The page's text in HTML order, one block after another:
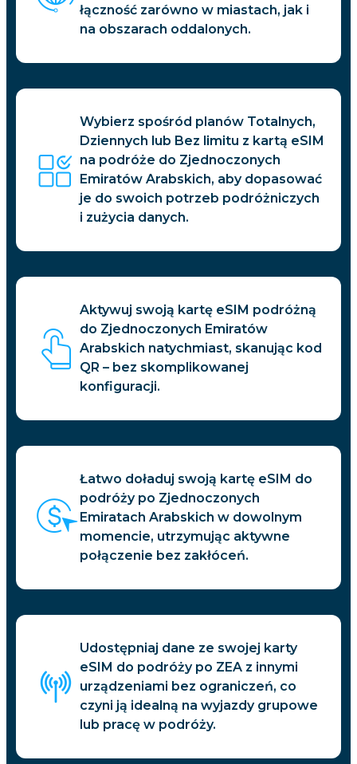
łączność zarówno w miastach, jak i
na obszarach oddalonych.
Wybierz spośród planów Totalnych,
Dziennych lub Bez limitu z kartą eSIM
na podróże do Zjednoczonych
Emiratów Arabskich, aby dopasować
je do swoich potrzeb podróżniczych
i zużycia danych.
Aktywuj swoją kartę eSIM podróżną
do Zjednoczonych Emiratów
Arabskich natychmiast, skanując kod
QR – bez skomplikowanej
konfiguracji.
Łatwo doładuj swoją kartę eSIM do
podróży po Zjednoczonych
Emiratach Arabskich w dowolnym
momencie, utrzymując aktywne
połączenie bez zakłóceń.
Udostępniaj dane ze swojej karty
eSIM do podróży po ZEA z innymi
urządzeniami bez ograniczeń, co
czyni ją idealną na wyjazdy grupowe
lub pracę w podróży.